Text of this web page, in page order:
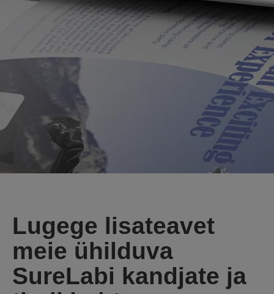
Lugege lisateavet
meie ühilduva
SureLabi kandjate ja